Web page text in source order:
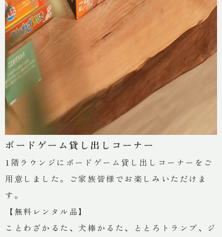
ボードゲーム貸し出しコーナー
1階ラウンジにボードゲーム貸し出しコーナーをご
用意しました。ご家族皆様でお楽しみいただけま
す。
【無料レンタル品】
ことわざかるた、犬棒かるた、ととろトランプ、ジ